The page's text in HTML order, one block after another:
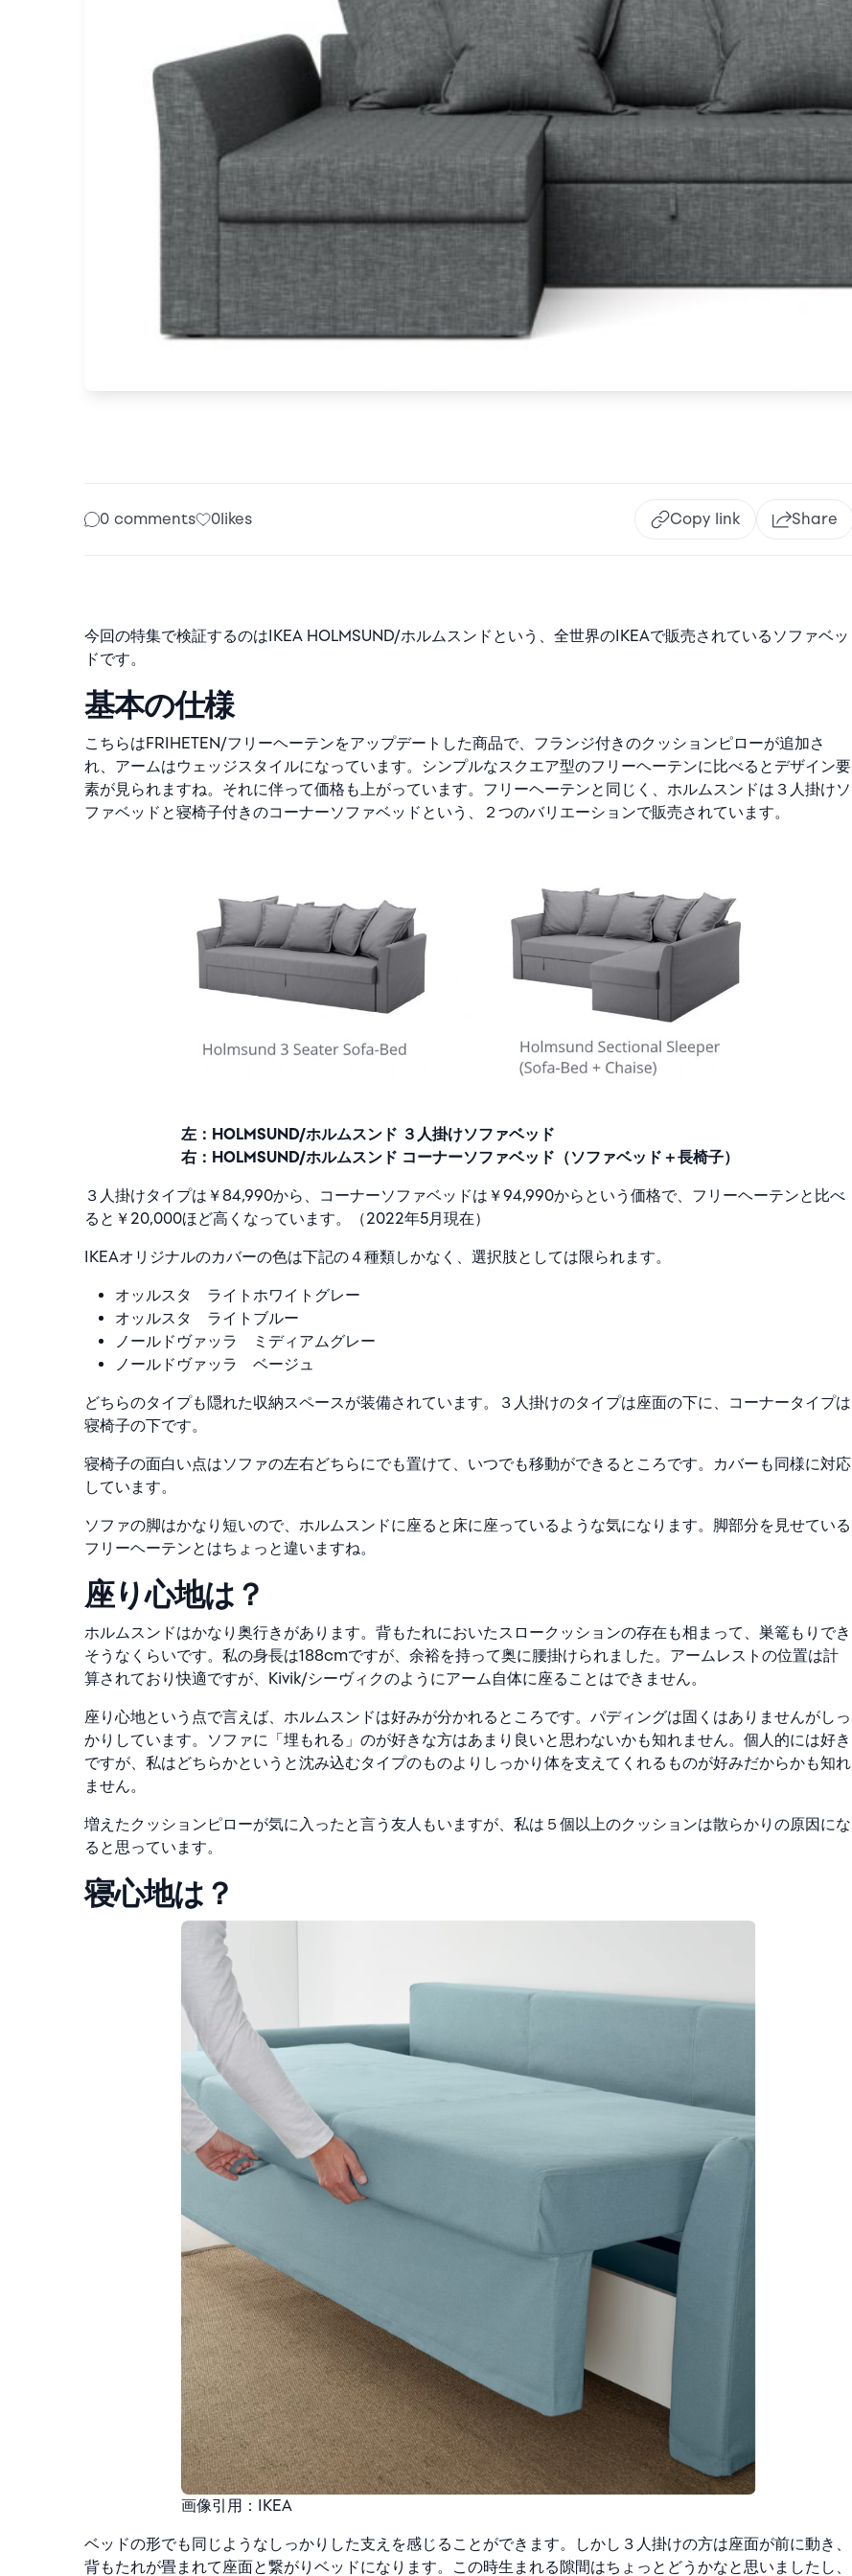
0 comments 0likes Copy link Share
今回の特集で検証するのはIKEA HOLMSUND/ホルムスンドという、全世界のIKEAで販売されているソファベッ
ドです。
基本の仕様
こちらはFRIHETEN/フリーヘーテンをアップデートした商品で、フランジ付きのクッションピローが追加さ
れ、アームはウェッジスタイルになっています。シンプルなスクエア型のフリーヘーテンに比べるとデザイン要
素が見られますね。それに伴って価格も上がっています。フリーヘーテンと同じく、ホルムスンドは３人掛けソ
ファベッドと寝椅子付きのコーナーソファベッドという、２つのバリエーションで販売されています。
左：HOLMSUND/ホルムスンド ３人掛けソファベッド
右：HOLMSUND/ホルムスンド コーナーソファベッド（ソファベッド＋長椅子）
３人掛けタイプは￥84,990から、コーナーソファベッドは￥94,990からという価格で、フリーヘーテンと比べ
ると￥20,000ほど高くなっています。（2022年5月現在）
IKEAオリジナルのカバーの色は下記の４種類しかなく、選択肢としては限られます。
オッルスタ ライトホワイトグレー
オッルスタ ライトブルー
ノールドヴァッラ ミディアムグレー
ノールドヴァッラ ベージュ
どちらのタイプも隠れた収納スペースが装備されています。３人掛けのタイプは座面の下に、コーナータイプは
寝椅子の下です。
寝椅子の面白い点はソファの左右どちらにでも置けて、いつでも移動ができるところです。カバーも同様に対応
しています。
ソファの脚はかなり短いので、ホルムスンドに座ると床に座っているような気になります。脚部分を見せている
フリーヘーテンとはちょっと違いますね。
座り心地は？
ホルムスンドはかなり奥行きがあります。背もたれにおいたスロークッションの存在も相まって、巣篭もりでき
そうなくらいです。私の身長は188cmですが、余裕を持って奥に腰掛けられました。アームレストの位置は計
算されており快適ですが、Kivik/シーヴィクのようにアーム自体に座ることはできません。
座り心地という点で言えば、ホルムスンドは好みが分かれるところです。パディングは固くはありませんがしっ
かりしています。ソファに「埋もれる」のが好きな方はあまり良いと思わないかも知れません。個人的には好き
ですが、私はどちらかというと沈み込むタイプのものよりしっかり体を支えてくれるものが好みだからかも知れ
ません。
増えたクッションピローが気に入ったと言う友人もいますが、私は５個以上のクッションは散らかりの原因にな
ると思っています。
寝心地は？
画像引用：IKEA
ベッドの形でも同じようなしっかりした支えを感じることができます。しかし３人掛けの方は座面が前に動き、
背もたれが畳まれて座面と繋がりベッドになります。この時生まれる隙間はちょっとどうかなと思いましたし、